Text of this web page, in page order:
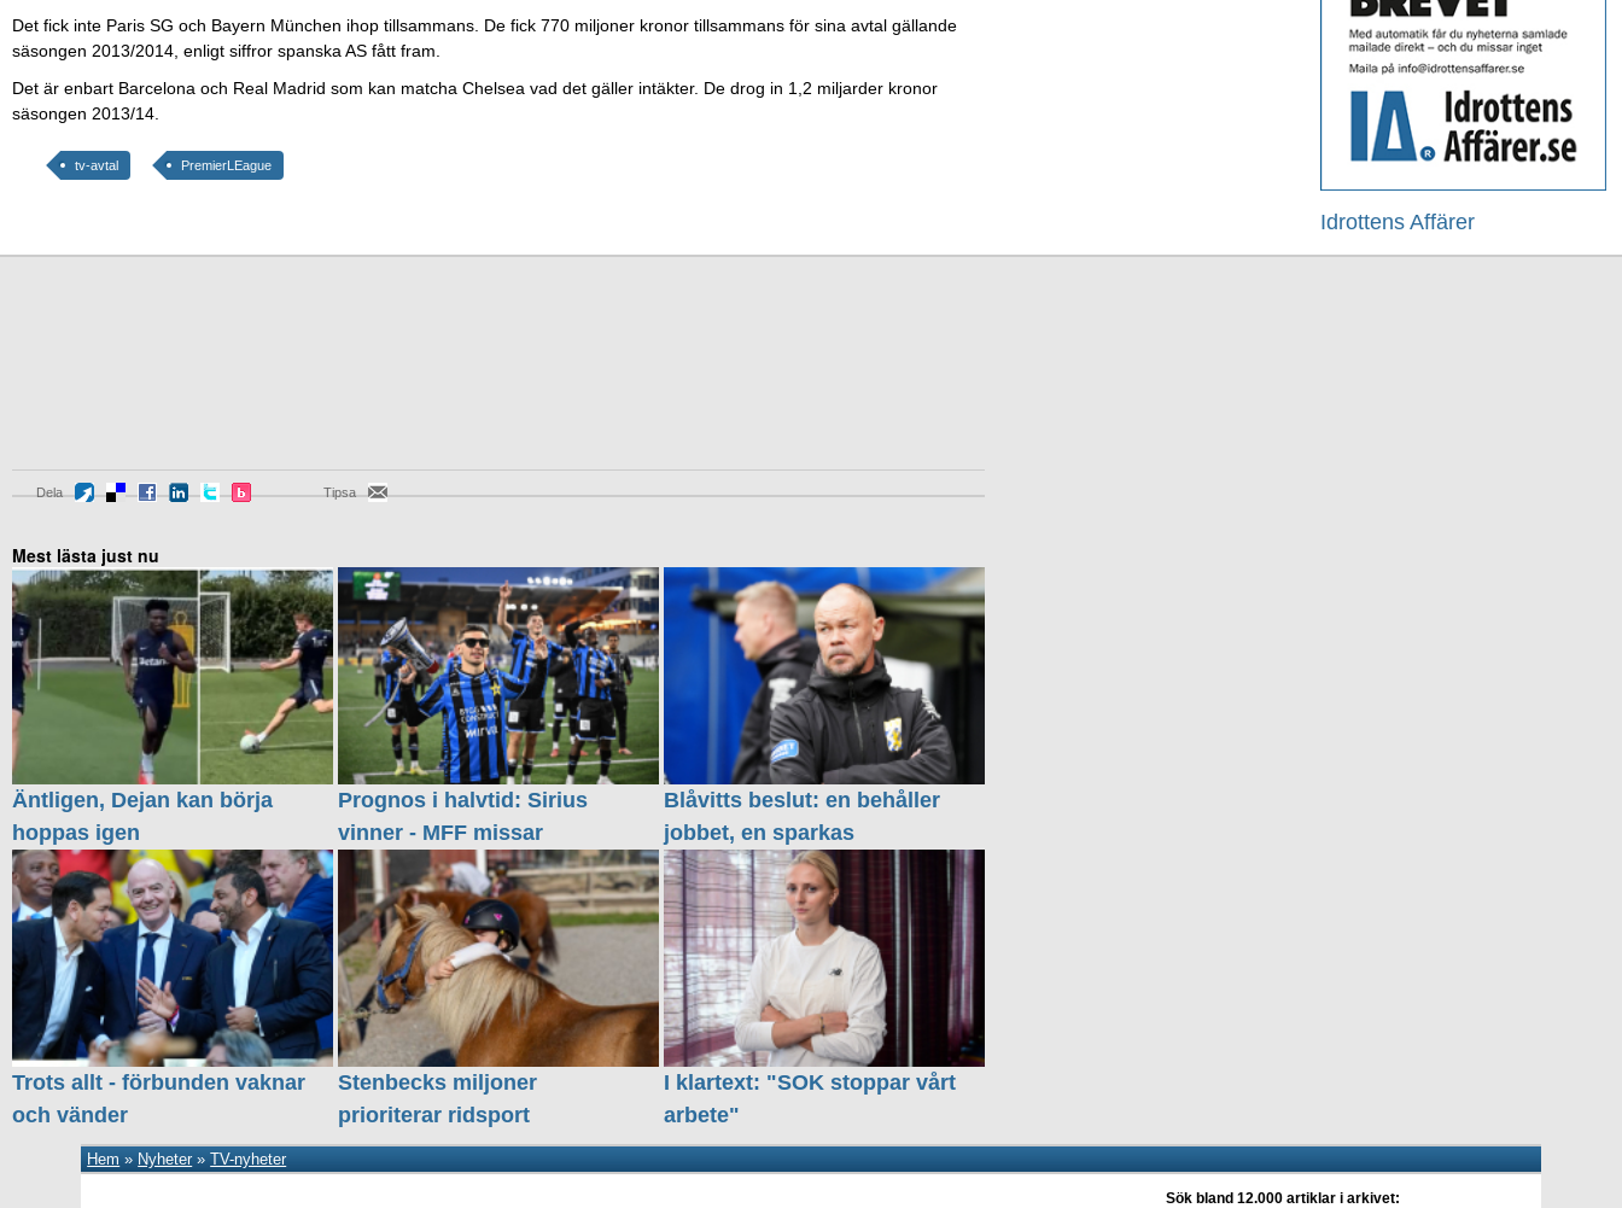
Det fick inte Paris SG och Bayern München ihop tillsammans. De fick 770 miljoner kronor tillsammans för sina avtal gällande
säsongen 2013/2014, enligt siffror spanska AS fått fram.
Det är enbart Barcelona och Real Madrid som kan matcha Chelsea vad det gäller intäkter. De drog in 1,2 miljarder kronor
säsongen 2013/14.
tv-avtal PremierLEague
Dela Tipsa
Mest lästa just nu
Äntligen, Dejan kan börja
hoppas igen
Prognos i halvtid: Sirius
vinner - MFF missar
Blåvitts beslut: en behåller
jobbet, en sparkas
Trots allt - förbunden vaknar
och vänder
Stenbecks miljoner
prioriterar ridsport
I klartext: "SOK stoppar vårt
arbete"
Idrottens Affärer
Hem » Nyheter»TV-nyheter
Sök bland 12.000 artiklar i arkivet: